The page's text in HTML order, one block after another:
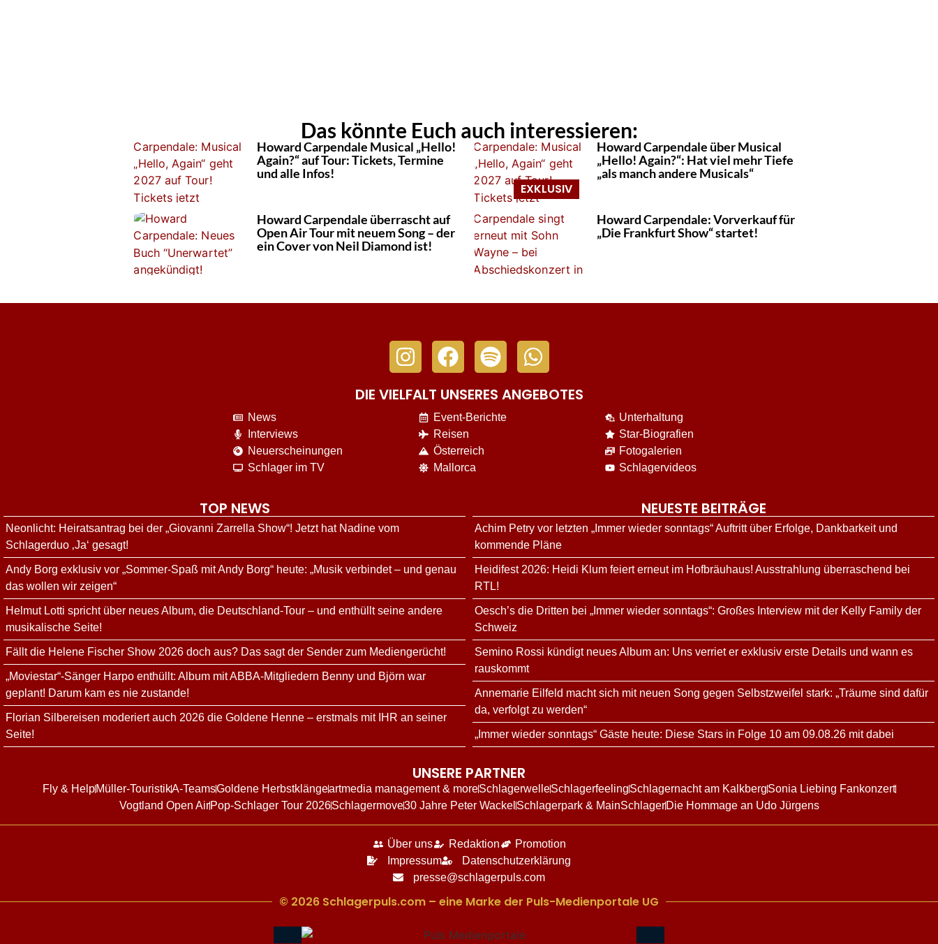
Das könnte Euch auch interessieren:
Howard Carpendale Musical „Hello!
Again?“ auf Tour: Tickets, Termine
und alle Infos!
Howard Carpendale über Musical
„Hello! Again?“: Hat viel mehr Tiefe
„als manch andere Musicals“
Howard Carpendale überrascht auf
Open Air Tour mit neuem Song – der
ein Cover von Neil Diamond ist!
Howard Carpendale: Vorverkauf für
„Die Frankfurt Show“ startet!
DIE VIELFALT UNSERES ANGEBOTES
News
Interviews
Neuerscheinungen
Schlager im TV
Event-Berichte
Reisen
Österreich
Mallorca
Unterhaltung
Star-Biografien
Fotogalerien
Schlagervideos
TOP NEWS
Neonlicht: Heiratsantrag bei der „Giovanni Zarrella Show“! Jetzt hat Nadine vom
Schlagerduo ‚Ja‘ gesagt!
Andy Borg exklusiv vor „Sommer-Spaß mit Andy Borg“ heute: „Musik verbindet – und genau
das wollen wir zeigen“
Helmut Lotti spricht über neues Album, die Deutschland-Tour – und enthüllt seine andere
musikalische Seite!
Fällt die Helene Fischer Show 2026 doch aus? Das sagt der Sender zum Mediengerücht!
„Moviestar“-Sänger Harpo enthüllt: Album mit ABBA-Mitgliedern Benny und Björn war
geplant! Darum kam es nie zustande!
Florian Silbereisen moderiert auch 2026 die Goldene Henne – erstmals mit IHR an seiner
Seite!
NEUESTE BEITRÄGE
Achim Petry vor letzten „Immer wieder sonntags“ Auftritt über Erfolge, Dankbarkeit und
kommende Pläne
Heidifest 2026: Heidi Klum feiert erneut im Hofbräuhaus! Ausstrahlung überraschend bei
RTL!
Oesch’s die Dritten bei „Immer wieder sonntags“: Großes Interview mit der Kelly Family der
Schweiz
Semino Rossi kündigt neues Album an: Uns verriet er exklusiv erste Details und wann es
rauskommt
Annemarie Eilfeld macht sich mit neuen Song gegen Selbstzweifel stark: „Träume sind dafür
da, verfolgt zu werden“
„Immer wieder sonntags“ Gäste heute: Diese Stars in Folge 10 am 09.08.26 mit dabei
UNSERE PARTNER
Fly & HelpMüller-TouristikA-TeamsGoldene Herbstklängeartmedia management & moreSchlagerwelleSchlagerfeelingSchlagernacht am KalkbergSonia Liebing Fankonzert
Vogtland Open AirPop-Schlager Tour 2026Schlagermove30 Jahre Peter Wackel Schlagerpark & MainSchlagerDie Hommage an Udo Jürgens
Über uns Redaktion
Promotion
Impressum
Datenschutzerklärung
presse@schlagerpuls.com
© 2026 Schlagerpuls.com – eine Marke der Puls-Medienportale UG​